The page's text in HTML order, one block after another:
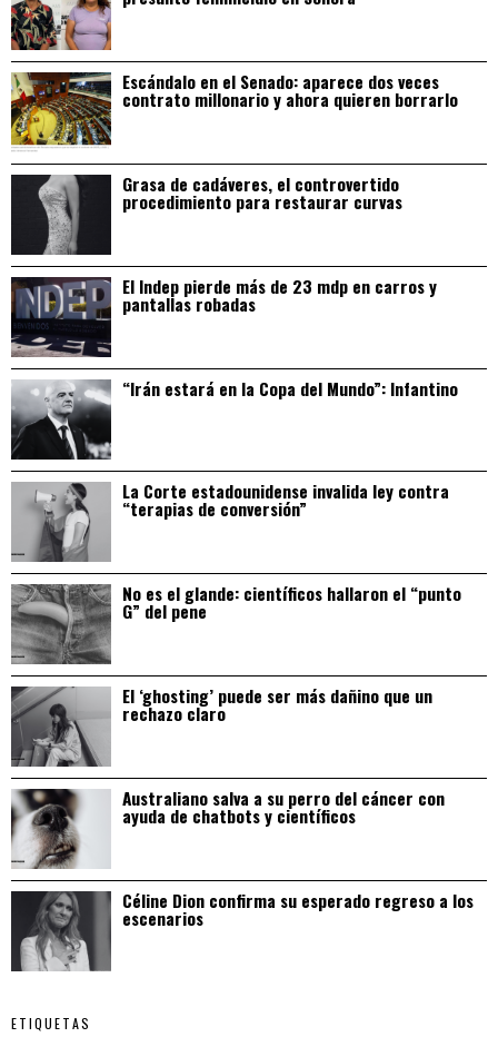
Escándalo en el Senado: aparece dos veces
contrato millonario y ahora quieren borrarlo
Grasa de cadáveres, el controvertido
procedimiento para restaurar curvas
El Indep pierde más de 23 mdp en carros y
pantallas robadas
“Irán estará en la Copa del Mundo”: Infantino
La Corte estadounidense invalida ley contra
“terapias de conversión”
No es el glande: científicos hallaron el “punto
G” del pene
El ‘ghosting’ puede ser más dañino que un
rechazo claro
Australiano salva a su perro del cáncer con
ayuda de chatbots y científicos
Céline Dion confirma su esperado regreso a los
escenarios
ETIQUETAS